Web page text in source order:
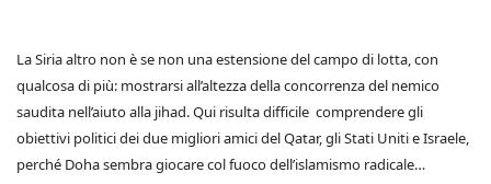
La Siria altro non è se non una estensione del campo di lotta, con
qualcosa di più: mostrarsi all’altezza della concorrenza del nemico
saudita nell’aiuto alla jihad. Qui risulta difficile comprendere gli
obiettivi politici dei due migliori amici del Qatar, gli Stati Uniti e Israele,
perché Doha sembra giocare col fuoco dell’islamismo radicale…